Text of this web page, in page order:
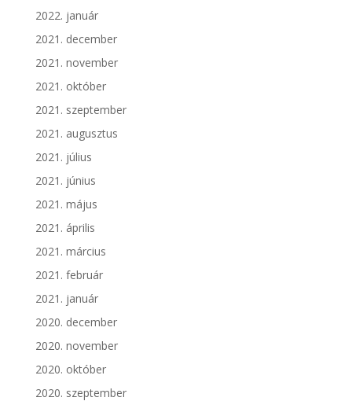
2022. január
2021. december
2021. november
2021. október
2021. szeptember
2021. augusztus
2021. július
2021. június
2021. május
2021. április
2021. március
2021. február
2021. január
2020. december
2020. november
2020. október
2020. szeptember